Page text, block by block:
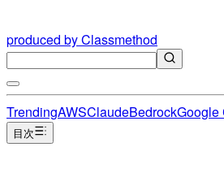
produced by Classmethod
TrendingAWSClaudeBedrockGoogle
目次